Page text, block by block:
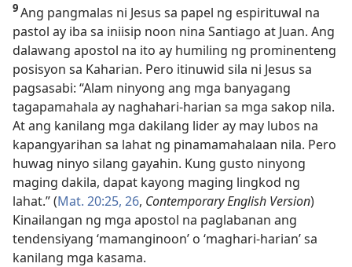
9Ang pangmalas ni Jesus sa papel ng espirituwal na
pastol ay iba sa iniisip noon nina Santiago at Juan. Ang
dalawang apostol na ito ay humiling ng prominenteng
posisyon sa Kaharian. Pero itinuwid sila ni Jesus sa
pagsasabi: “Alam ninyong ang mga banyagang
tagapamahala ay naghahari-harian sa mga sakop nila.
At ang kanilang mga dakilang lider ay may lubos na
kapangyarihan sa lahat ng pinamamahalaan nila. Pero
huwag ninyo silang gayahin. Kung gusto ninyong
maging dakila, dapat kayong maging lingkod ng
lahat.” (Mat. 20:25, 26, Contemporary English Version)
Kinailangan ng mga apostol na paglabanan ang
tendensiyang ‘mamanginoon’ o ‘maghari-harian’ sa
kanilang mga kasama.